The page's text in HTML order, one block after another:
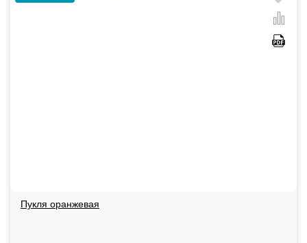
Пукля оранжевая